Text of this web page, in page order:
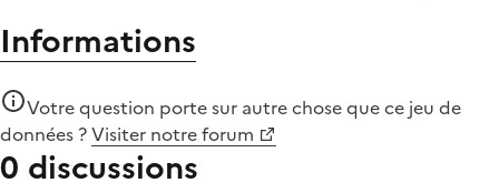
Informations
Votre question porte sur autre chose quece jeu de
données ?Visiter notre forum
0 discussions